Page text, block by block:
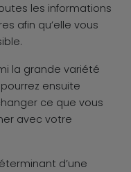
les informations
afin qu’elle vous
la grande variété
ensuite
ce que vous
avec votre
d’une